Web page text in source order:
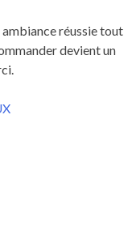
réussie tout
devient un